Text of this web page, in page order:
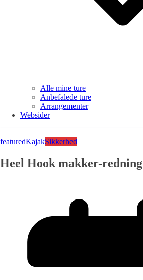
Alle mine ture
Anbefalede ture
Arrangementer
Websider
featuredKajakSikkerhed
Heel Hook makker-redning